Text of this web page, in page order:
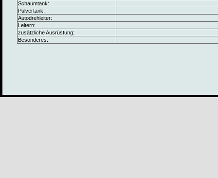
Schaumtank:
Pulvertank:
Autodrehleiter:
Leitern:
zusätzliche Ausrüstung:
Besonderes: